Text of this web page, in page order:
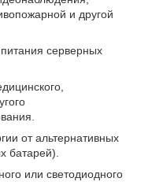
и другой
серверных
от альтернативных
батарей).
или светодиодного